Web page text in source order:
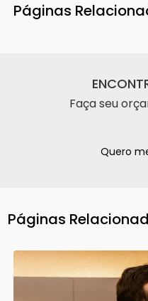
Páginas
Faça seu
Quero
Páginas